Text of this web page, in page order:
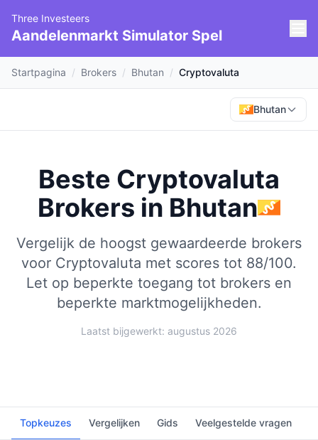
Three Investeers
Aandelenmarkt Simulator Spel
Startpagina / Brokers / Bhutan / Cryptovaluta
Bhutan
Beste Cryptovaluta
Brokers in Bhutan
Vergelijk de hoogst gewaardeerde brokers
voor Cryptovaluta met scores tot 88/100.
Let op beperkte toegang tot brokers en
beperkte marktmogelijkheden.
Laatst bijgewerkt: augustus 2026
Topkeuzes Vergelijken Gids Veelgestelde vragen